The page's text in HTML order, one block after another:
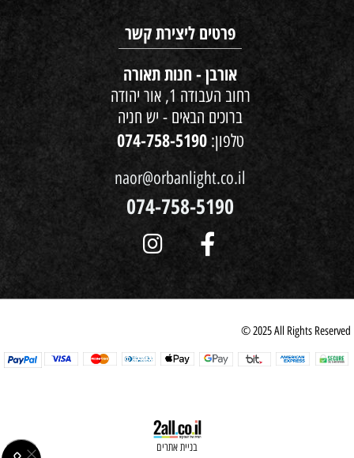
פרטים ליצירת קשר
אורבן - חנות תאורה
רחוב העבודה 1, אור יהודה
ברוכים הבאים - יש חניה
טלפון: 074-758-5190
naor@orbanlight.co.il
074-758-5190
© 2025 All Rights Reserved
בניית אתרים